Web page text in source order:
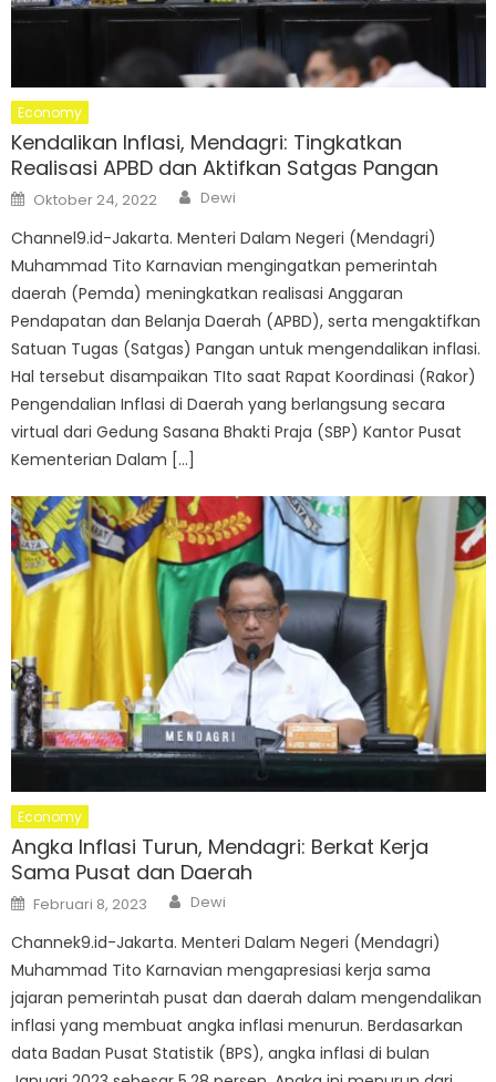
Economy
Kendalikan Inflasi, Mendagri: Tingkatkan
Realisasi APBD dan Aktifkan Satgas Pangan
Posted
on
Oktober 24, 2022 Author
Dewi
Channel9.id-Jakarta. Menteri Dalam Negeri (Mendagri)
Muhammad Tito Karnavian mengingatkan pemerintah
daerah (Pemda) meningkatkan realisasi Anggaran
Pendapatan dan Belanja Daerah (APBD), serta mengaktifkan
Satuan Tugas (Satgas) Pangan untuk mengendalikan inflasi.
Hal tersebut disampaikan TIto saat Rapat Koordinasi (Rakor)
Pengendalian Inflasi di Daerah yang berlangsung secara
virtual dari Gedung Sasana Bhakti Praja (SBP) Kantor Pusat
Kementerian Dalam […]
Economy
Angka Inflasi Turun, Mendagri: Berkat Kerja
Sama Pusat dan Daerah
Posted
on
Februari 8, 2023 Author
Dewi
Channek9.id-Jakarta. Menteri Dalam Negeri (Mendagri)
Muhammad Tito Karnavian mengapresiasi kerja sama
jajaran pemerintah pusat dan daerah dalam mengendalikan
inflasi yang membuat angka inflasi menurun. Berdasarkan
data Badan Pusat Statistik (BPS), angka inflasi di bulan